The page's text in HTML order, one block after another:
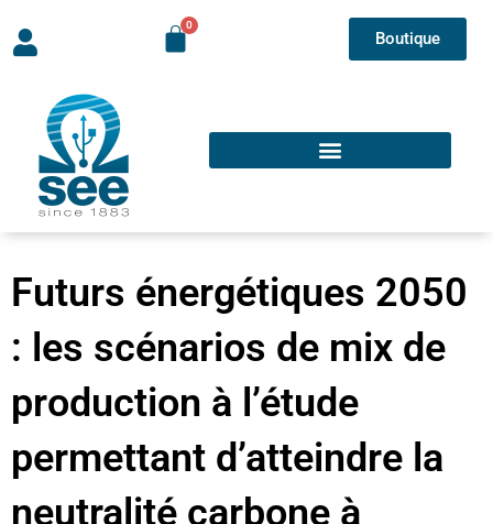
Boutique
Futurs énergétiques 2050
: les scénarios de mix de
production à l’étude
permettant d’atteindre la
neutralité carbone à